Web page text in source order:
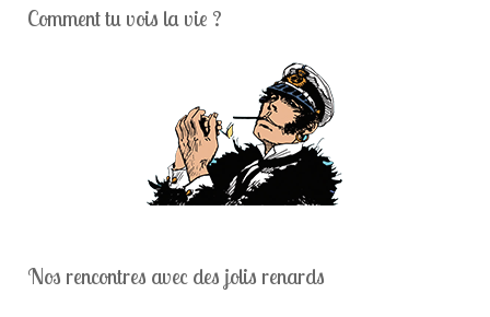
Comment tu vois la vie ?
Nos rencontres avec des jolis renards